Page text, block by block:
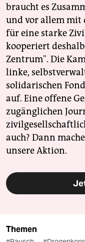
braucht es
und vor allem mit
für eine starke
kooperiert
Zentrum". Die
linke,
solidarischen
auf. Eine offene
zugänglichen
auch? Dann
unsere Aktion.
Themen